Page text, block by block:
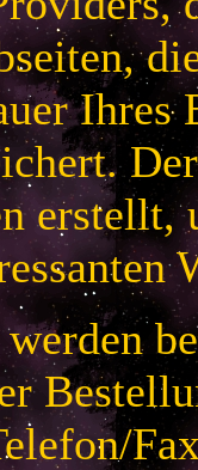
Ihres
erstellt,